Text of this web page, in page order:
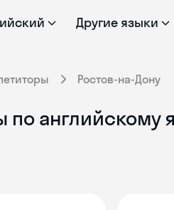
Другие языки
Ростов-на-Дону
по английскому